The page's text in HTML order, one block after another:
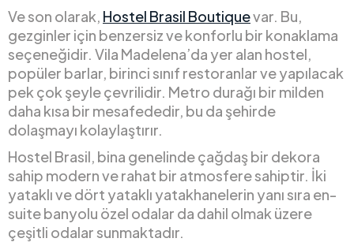
Ve son olarak, Hostel Brasil Boutiquevar. Bu,
gezginler için benzersiz ve konforlu bir konaklama
seçeneğidir. Vila Madelena’da yer alan hostel,
popüler barlar, birinci sınıf restoranlar ve yapılacak
pek çok şeyle çevrilidir. Metro durağı bir milden
daha kısa bir mesafededir, bu da şehirde
dolaşmayı kolaylaştırır.
Hostel Brasil, bina genelinde çağdaş bir dekora
sahip modern ve rahat bir atmosfere sahiptir. İki
yataklı ve dört yataklı yatakhanelerin yanı sıra en-
suite banyolu özel odalar da dahil olmak üzere
çeşitli odalar sunmaktadır.